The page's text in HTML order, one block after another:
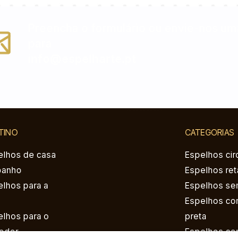
de casa
para a
para o
CATEGORIAS
Espelhos
Espelhos
Espelhos
Espelhos
preta
Espelhos